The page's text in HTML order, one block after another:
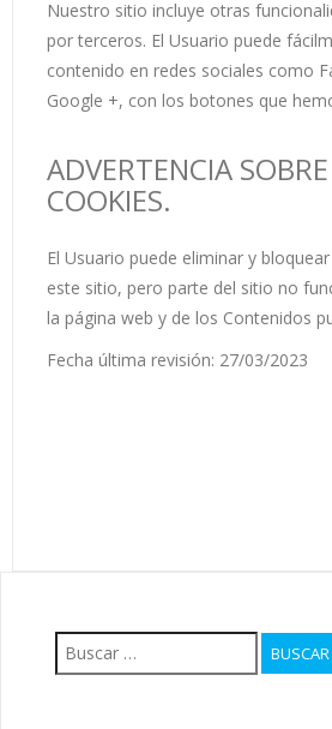
Nuestro sitio incluye otras
por terceros. El Usuario puede
contenido en redes sociales como
Google +, con los botones que
ADVERTENCIA
COOKIES.
El Usuario puede eliminar y
este sitio, pero parte del sitio no
la página web y de los Contenidos
Fecha última revisión: 27/03/2023
Buscar: